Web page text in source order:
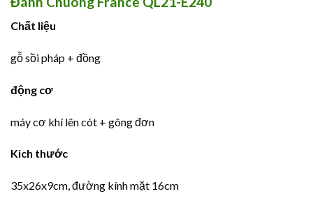
Chất liệu
gỗ sồi pháp + đồng
động cơ
máy cơ khí lên cót + gông đơn
Kich thước
35x26x9cm, đường kính mặt 16cm